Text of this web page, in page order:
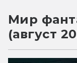
Мир
(август